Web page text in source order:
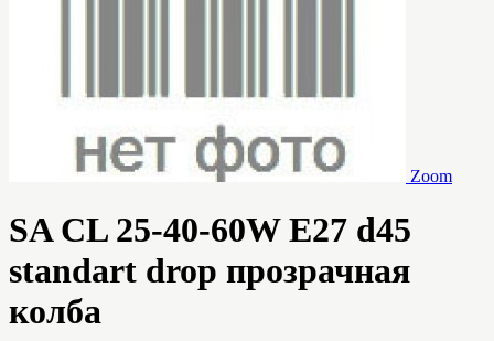
Zoom
SA CL 25-40-60W E27 d45
standart drop прозрачная
колба